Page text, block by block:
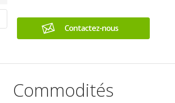
Contactez-nous
Commodités